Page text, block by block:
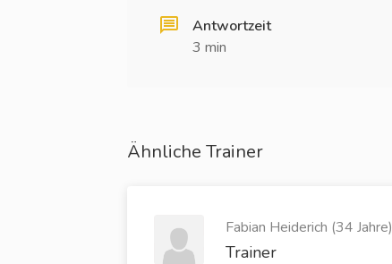
Antwortzeit
3 min
Ähnliche Trainer
Fabian Heiderich (34 Jahre)
Trainer